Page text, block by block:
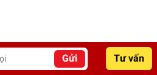
Gửi Tư vấn